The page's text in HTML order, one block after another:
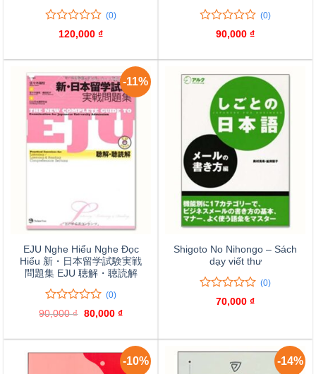
giá
(0)
120,000 ₫
giá
(0)
90,000 ₫
-11%
EJU Nghe Hiểu Nghe Đọc
Hiểu 新・日本留学試験実戦
問題集 EJU 聴解・聴読解
0
trên
0
giá
(0)
90,000₫ Giá
90,000 ₫.
80,000 ₫Giá
là:
80,000 ₫.
Shigoto No Nihongo – Sách
dạy viết thư
(0)
70,000 ₫
-10% -14%